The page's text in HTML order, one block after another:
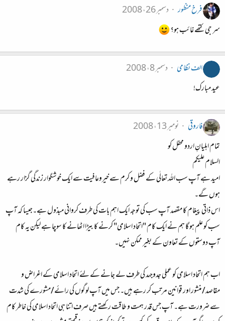
فرخ منظور
دسمبر 26، 2008
سر جی کتھے غائب ہو؟
الف نظامی
دسمبر 8، 2008
عید مبارک!
فاروقی
نومبر 13، 2008
تمام اہلیانِ اردو محفل کو
السلام علیکم
امید ہے آپ سب اللہ تعالٰی کے فضل و کرم سے خیروعافیت سے ایک خوشگوار زندگی گزار رہے
ہوں گے۔
اس ذاتی پیغام کا مقصد آپ سب کی توجہ ایک اہم بات کی طرف کروانی مبذول ہے۔جیسا کہ آپ
سب کو علم ہو گا ہم نے ایک کام "اتحاد اسلامی" کرنے کا بیڑا اٹھانے کا سوچا ہے لیکن یہ کام
آپ دوستوں کے تعاون کے بغیر ممکن نہیں۔
اب ہم اتحاد اسلامی کو عملی جدوجہد کی طرف لے جانے کے لئے اتحاد اسلامی کے اغراض و
مقاصد/منشور اور قوانین مرتب کر رہے ہیں۔ جس میں آپ لوگوں کی رائے/مشورے کی شدت
سے ضرورت ہے۔ آپ جس قدر ہمت و طاقت رکھتے ہیں صرف اتنا ہی اتحاد اسلامی کی خاطر کام